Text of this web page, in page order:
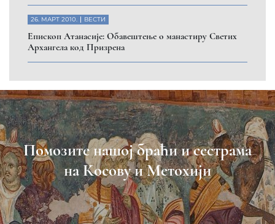
26. МАРТ 2010. ВЕСТИ
Eпископ Атанасије: Обавештење о манастиру Светих
Архангела код Призрена
Помозите нашој браћи и сестрама
на Косову и Метохији